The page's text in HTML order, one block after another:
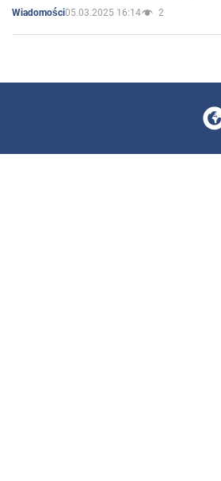
Wiadomości05.03.2025 16:14 2